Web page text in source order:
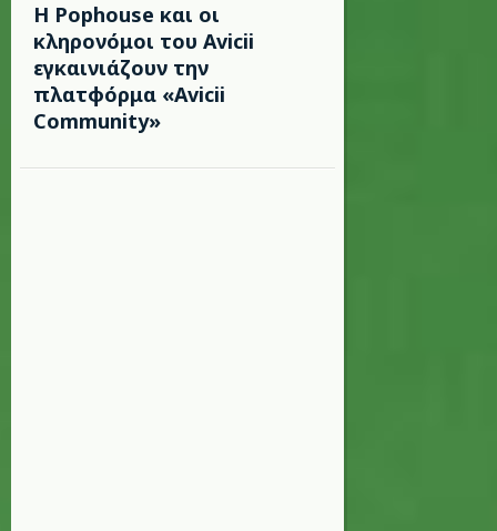
Η Pophouse και οι
κληρονόμοι του Avicii
εγκαινιάζουν την
πλατφόρμα «Avicii
Community»